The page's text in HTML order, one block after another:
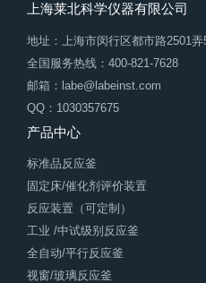
上海莱北科学仪器有限公司
地址：上海市闵行区都市路2501弄
全国服务热线：400-821-7628
邮箱：labe@labeinst.com
QQ：1030357675
产品中心
标准品反应釜
固定床/催化剂评价装置
反应装置（可定制）
工业 /中试级别反应釜
全自动/平行反应釜
视窗/玻璃反应釜